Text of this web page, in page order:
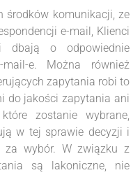
środków komunikacji, ze
e-mail, Klienci
o odpowiednie
e. Można również
zapytania robi to
do jakości zapytania ani
zostanie wybrane,
w tej sprawie decyzji i
za wybór. W związku z
są lakoniczne, nie